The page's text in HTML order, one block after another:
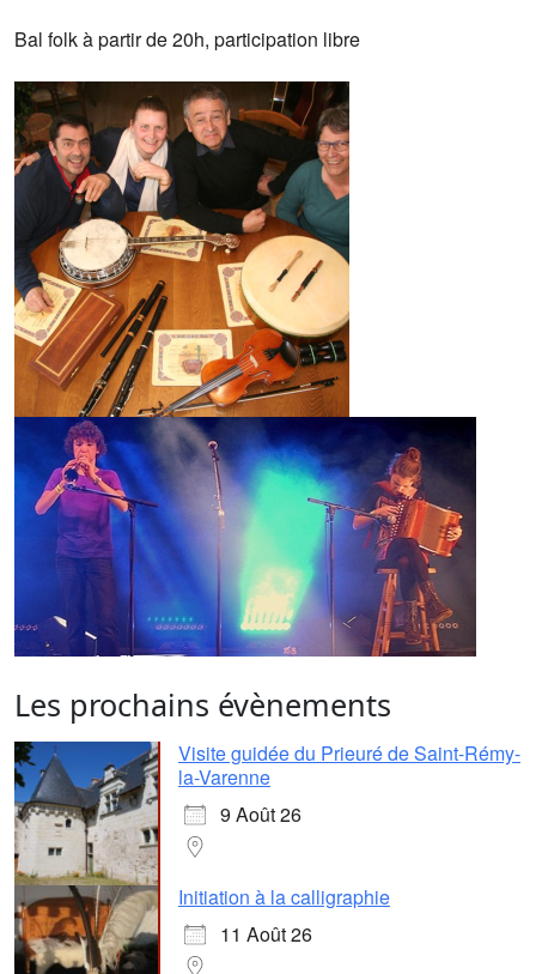
Bal folk à partir de 20h, participation libre
Les prochains évènements
Visite guidée du Prieuré de Saint-Rémy-
la-Varenne
9 Août 26
Initiation à la calligraphie
11 Août 26